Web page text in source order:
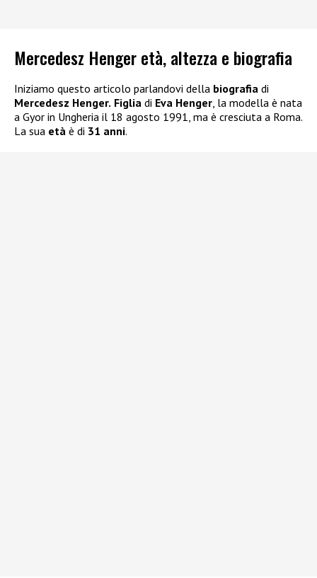
Mercedesz Henger età, altezza e biografia
Iniziamo questo articolo parlandovi della biografia di
Mercedesz Henger. Figlia di Eva Henger , la modella è nata
a Gyor in Ungheria il 18 agosto 1991, ma è cresciuta a Roma.
La sua età è di 31 anni.